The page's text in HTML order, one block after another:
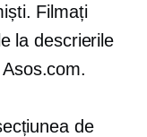
Filmați
la descrierile
de